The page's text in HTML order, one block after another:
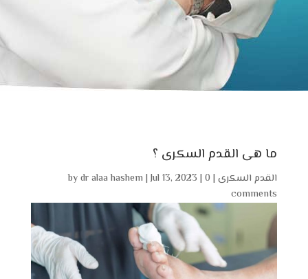
ما هى القدم السكرى ؟
bydr alaa hashem |Jul 13, 2023 | القدم السكرى|
0
comments